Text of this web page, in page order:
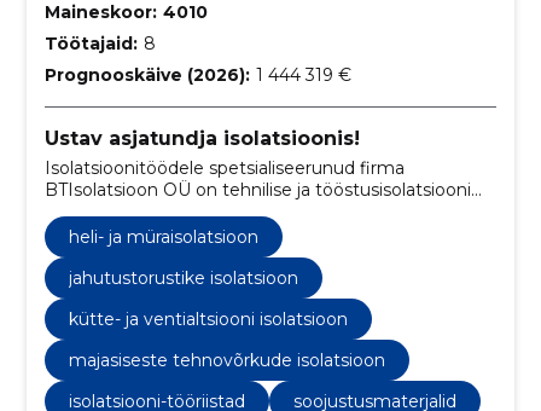
Maineskoor: 4010
Töötajaid: 8
Prognooskäive (2026): 1 444 319 €
Ustav asjatundja isolatsioonis!
Isolatsioonitöödele spetsialiseerunud firma
BTIsolatsioon OÜ on tehnilise ja tööstusisolatsiooni
asjatundja alustades oma tegevust 2004. aastal.
heli- ja müraisolatsioon
jahutustorustike isolatsioon
kütte- ja ventialtsiooni isolatsioon
majasiseste tehnovõrkude isolatsioon
isolatsiooni-tööriistad
soojustusmaterjalid